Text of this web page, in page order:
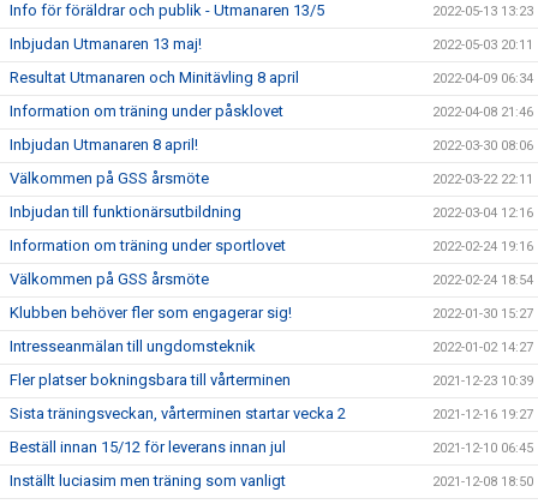
Info för föräldrar och publik - Utmanaren 13/5 2022-05-13 13:23
Inbjudan Utmanaren 13 maj! 2022-05-03 20:11
Resultat Utmanaren och Minitävling 8 april 2022-04-09 06:34
Information om träning under påsklovet 2022-04-08 21:46
Inbjudan Utmanaren 8 april! 2022-03-30 08:06
Välkommen på GSS årsmöte 2022-03-22 22:11
Inbjudan till funktionärsutbildning 2022-03-04 12:16
Information om träning under sportlovet 2022-02-24 19:16
Välkommen på GSS årsmöte 2022-02-24 18:54
Klubben behöver fler som engagerar sig! 2022-01-30 15:27
Intresseanmälan till ungdomsteknik 2022-01-02 14:27
Fler platser bokningsbara till vårterminen 2021-12-23 10:39
Sista träningsveckan, vårterminen startar vecka 2 2021-12-16 19:27
Beställ innan 15/12 för leverans innan jul 2021-12-10 06:45
Inställt luciasim men träning som vanligt 2021-12-08 18:50